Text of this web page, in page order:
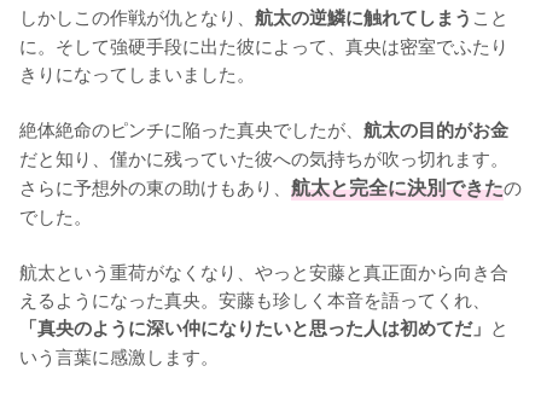
しかしこの作戦が仇となり、 航太の逆鱗に触れてしまう こと
に。そして強硬手段に出た彼によって、真央は密室でふたり
きりになってしまいました。
絶体絶命のピンチに陥った真央でしたが、 航太の目的がお金
だと知り、僅かに残っていた彼への気持ちが吹っ切れます。
さらに予想外の東の助けもあり、 航太と完全に決別できたの
でした。
航太という重荷がなくなり、やっと安藤と真正面から向き合
えるようになった真央。安藤も珍しく本音を語ってくれ、
「真央のように深い仲になりたいと思った人は初めてだ」 と
いう言葉に感激します。